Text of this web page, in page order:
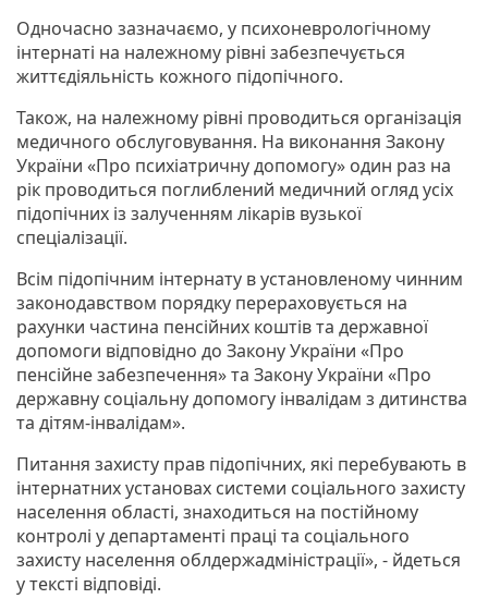
Одночасно зазначаємо, у психоневрологічному
інтернаті на належному рівні забезпечується
життєдіяльність кожного підопічного.
Також, на належному рівні проводиться організація
медичного обслуговування. На виконання Закону
України «Про психіатричну допомогу» один раз на
рік проводиться поглиблений медичний огляд усіх
підопічних із залученням лікарів вузької
спеціалізації.
Всім підопічним інтернату в установленому чинним
законодавством порядку перераховується на
рахунки частина пенсійних коштів та державної
допомоги відповідно до Закону України «Про
пенсійне забезпечення» та Закону України «Про
державну соціальну допомогу інвалідам з дитинства
та дітям-інвалідам».
Питання захисту прав підопічних, які перебувають в
інтернатних установах системи соціального захисту
населення області, знаходиться на постійному
контролі у департаменті праці та соціального
захисту населення облдержадміністрації», - йдеться
у тексті відповіді.